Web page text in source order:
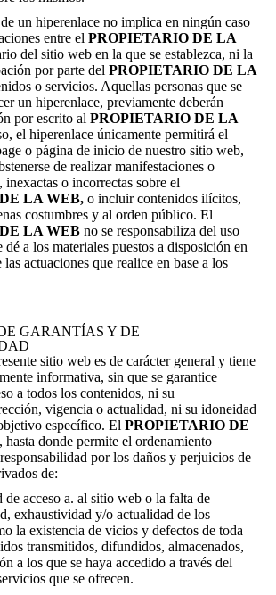
un hiperenlace no implica en ningún caso
entre el PROPIETARIO DE LA
del sitio web en la que se establezca, ni la
por parte del PROPIETARIO DE LA
o servicios. Aquellas personas que se
un hiperenlace, previamente deberán
por escrito al PROPIETARIO DE LA
el hiperenlace únicamente permitirá el
o página de inicio de nuestro sitio web,
de realizar manifestaciones o
inexactas o incorrectas sobre el
LA WEB, o incluir contenidos ilícitos,
costumbres y al orden público. El
LA WEB no se responsabiliza del uso
dé a los materiales puestos a disposición en
actuaciones que realice en base a los
GARANTÍAS Y DE
sitio web es de carácter general y tiene
informativa, sin que se garantice
a todos los contenidos, ni su
vigencia o actualidad, ni su idoneidad
específico. El PROPIETARIO DE
hasta donde permite el ordenamiento
por los daños y perjuicios de
de:
acceso a. al sitio web o la falta de
exhaustividad y/o actualidad de los
la existencia de vicios y defectos de toda
transmitidos, difundidos, almacenados,
a los que se haya accedido a través del
que se ofrecen.